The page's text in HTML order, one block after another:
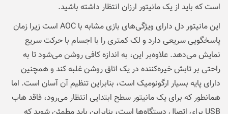
است که باید از یک مانیتور ارزان انتظار داشته باشید.
این مانیتور دل دارای ویژگی‌های بازی مشابه با AOC است زیرا زمان
پاسخگویی سریعی دارد و لک کمتری را با اجسام با حرکت سریع
نمایش می‌دهد. علاوه‌بر این، به اندازه کافی روشن می‌شود تا به
راحتی بر تابش خیره‌کننده در یک اتاق روشن غلبه کند و همچنین
دارای پایه بسیار ارگونومیک است، بنابراین تنظیم آن آسان است. اما
همانطور که برای یک مانیتور سطح ابتدایی انتظار می‌رود، فاقد هاب